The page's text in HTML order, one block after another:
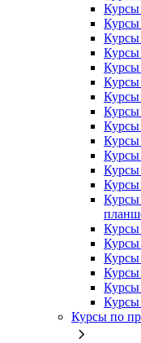
Курсы
Курсы
Курсы
Курсы
Курсы
Курсы
Курсы
Курсы
Курсы
Курсы
Курсы
Курсы
Курсы
Курсы
Курсы
Курсы
Курсы
Курсы
Курсы по